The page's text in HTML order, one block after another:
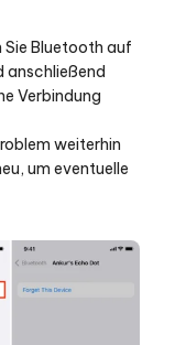
Sie Bluetooth auf
anschließend
Verbindung
weiterhin
um eventuelle